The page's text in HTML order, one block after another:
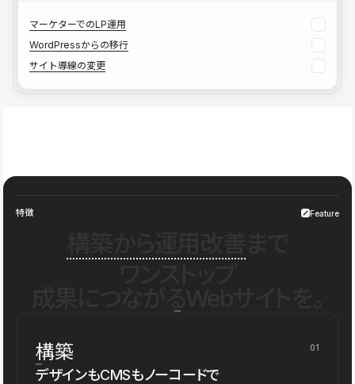
マーケターでのLP運用
WordPressからの移行
サイト導線の変更
特徴 Feature
構築 01
デザインもCMSもノーコードで